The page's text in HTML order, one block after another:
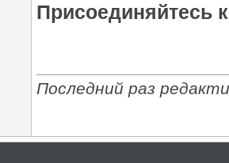
Присоединяйтесь
Последний раз